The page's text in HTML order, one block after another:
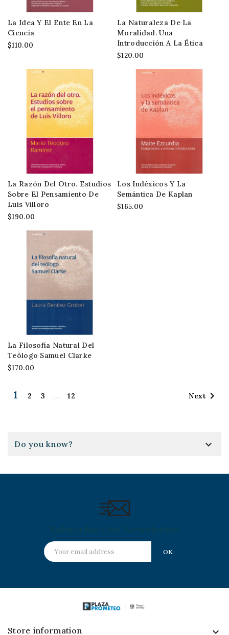
La Idea Y El Ente En La
Ciencia
$110.00
La Naturaleza De La
Moralidad. Una
Introducción A La Ética
$120.00
La Razón Del Otro. Estudios
Sobre El Pensamiento De
Luis Villoro
$190.00
Los Indéxicos Y La
Semántica De Kaplan
$165.00
La Filosofía Natural Del
Teólogo Samuel Clarke
$170.00
1 2 3 … 12 Next 
Do you know? 
Store information keyboard_arrow_down